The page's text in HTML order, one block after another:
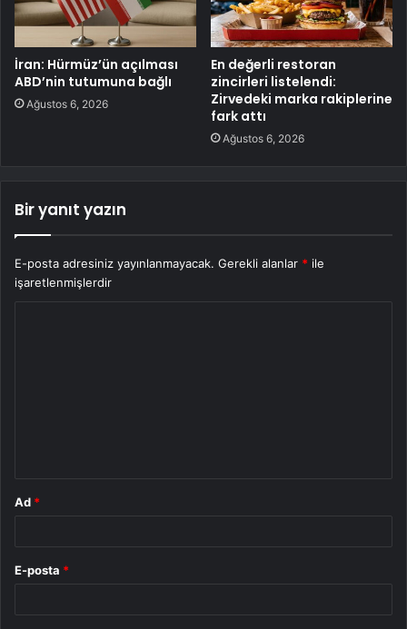
İran: Hürmüz’ün açılması
ABD’nin tutumuna bağlı
Ağustos 6, 2026
En değerli restoran
zincirleri listelendi:
Zirvedeki marka rakiplerine
fark attı
Ağustos 6, 2026
Bir yanıt yazın
E-posta adresiniz yayınlanmayacak. Gerekli alanlar * ile
işaretlenmişlerdir
Ad *
E-posta *